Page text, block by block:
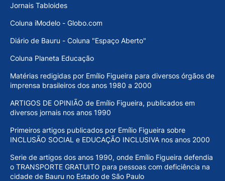
Jornais Tabloides
Coluna iModelo - Globo.com
Diário de Bauru - Coluna "Espaço Aberto"
Coluna Planeta Educação
Matérias redigidas por Emílio Figueira para diversos órgãos de
imprensa brasileiros dos anos 1980 a 2000
ARTIGOS DE OPINIÃO de Emílio Figueira, publicados em
diversos jornais nos anos 1990
Primeiros artigos publicados por Emílio Figueira sobre
INCLUSÃO SOCIAL e EDUCAÇÃO INCLUSIVA nos anos 2000
Serie de artigos dos anos 1990, onde Emílio Figueira defendia
o TRANSPORTE GRATUITO para pessoas com deficiência na
cidade de Bauru no Estado de São Paulo